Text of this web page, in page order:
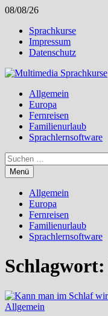
Zum
springen
08/08/26
Sprachkurse
Impressum
Datenschutz
Allgemein
Europa
Fernreisen
Familienurlaub
Sprachlernsoftware
Suchen
nach:
Menü
Allgemein
Europa
Fernreisen
Familienurlaub
Sprachlernsoftware
Schlagwort:
Allgemein